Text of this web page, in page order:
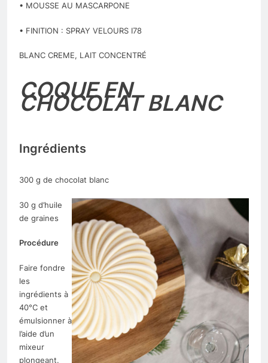
• MOUSSE AU MASCARPONE
• FINITION : SPRAY VELOURS I78
BLANC CREME, LAIT CONCENTRÉ
COQUE EN
CHOCOLAT BLANC
Ingrédients
300 g de chocolat blanc
30 g d’huile
de graines
Procédure
Faire fondre
les
ingrédients à
40°C et
émulsionner à
l’aide d’un
mixeur
plongeant.